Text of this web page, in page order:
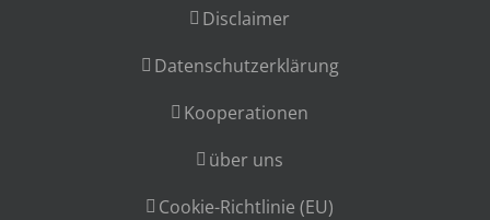
Disclaimer
Datenschutzerklärung
Kooperationen
über uns
Cookie-Richtlinie (EU)